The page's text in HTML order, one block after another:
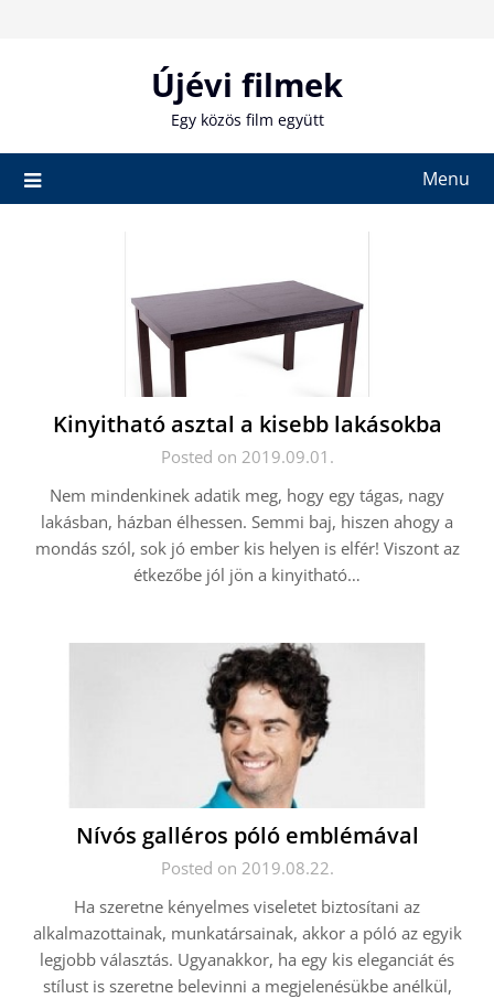
Újévi filmek
Egy közös film együtt
Menu
Kinyitható asztal a kisebb lakásokba
Posted on 2019.09.01.
Nem mindenkinek adatik meg, hogy egy tágas, nagy
lakásban, házban élhessen. Semmi baj, hiszen ahogy a
mondás szól, sok jó ember kis helyen is elfér! Viszont az
étkezőbe jól jön a kinyitható…
Nívós galléros póló emblémával
Posted on 2019.08.22.
Ha szeretne kényelmes viseletet biztosítani az
alkalmazottainak, munkatársainak, akkor a póló az egyik
legjobb választás. Ugyanakkor, ha egy kis eleganciát és
stílust is szeretne belevinni a megjelenésükbe anélkül,